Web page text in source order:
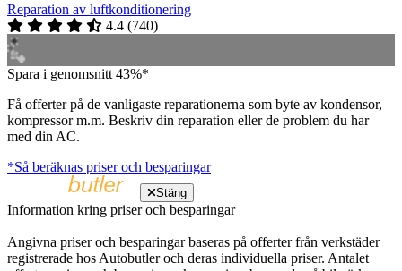
Reparation av luftkonditionering
4.4 (740)
Spara i genomsnitt 43%*
Få offerter på de vanligaste reparationerna som byte av kondensor,
kompressor m.m. Beskriv din reparation eller de problem du har
med din AC.
*Så beräknas priser och besparingar
Stäng
Information kring priser och besparingar
Angivna priser och besparingar baseras på offerter från verkstäder
registrerade hos Autobutler och deras individuella priser. Antalet